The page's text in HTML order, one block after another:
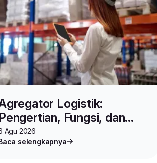
Logistik:
Fungsi, dan
Kerjanya untuk Bisnis
Agu 2026
selengkapnya